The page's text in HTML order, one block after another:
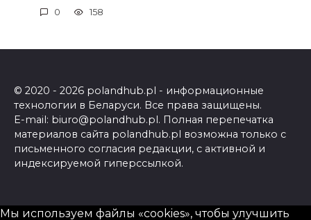
0 158
© 2020 - 2026 polandhub.pl - информационные
технологии в Беларуси. Все права защищены.
E-mail: biuro@polandhub.pl. Полная перепечатка
материалов сайта polandhub.pl возможна только с
письменного согласия редакции, с активной и
индексируемой гиперссылкой.
Мы используем файлы «cookies», чтобы улучшить